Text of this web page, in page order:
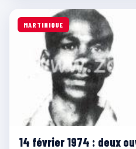
MARTINIQUE
14 février 1974 : deux